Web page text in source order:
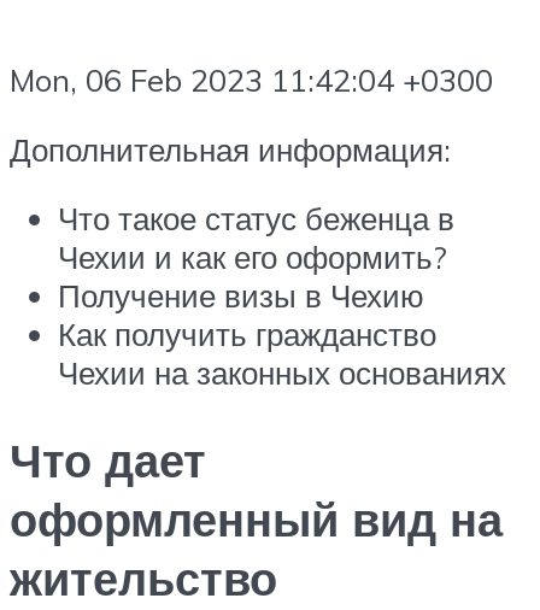
Mon, 06 Feb 2023 11:42:04 +0300
Дополнительная информация:
Что такое статус беженца в
Чехии и как его оформить?
Получение визы в Чехию
Как получить гражданство
Чехии на законных основаниях
Что дает
оформленный вид на
жительство